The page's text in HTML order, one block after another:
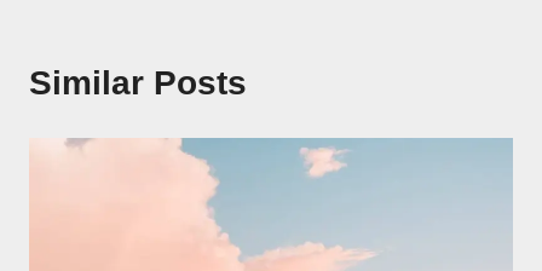
Similar Posts